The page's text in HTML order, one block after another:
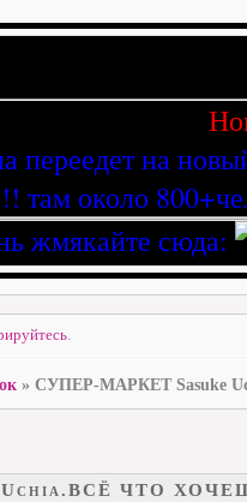
переедет на
там около
жмякайте сюда:
.
»СУПЕР-МАРКЕТ Sasuke
Uchia.ВСЁ ЧТО